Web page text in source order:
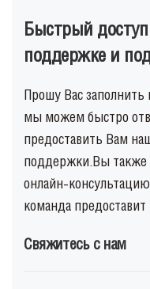
Быстрый доступ
поддержке и
Прошу Вас
мы можем быстро
предоставить Вам
поддержки.Вы также
онлайн-
команда
Свяжитесь с нам